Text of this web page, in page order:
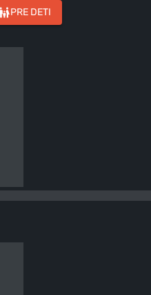
PRE DETI